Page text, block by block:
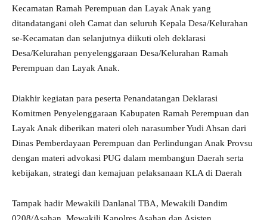
Kecamatan Ramah Perempuan dan Layak Anak yang
ditandatangani oleh Camat dan seluruh Kepala Desa/Kelurahan
se-Kecamatan dan selanjutnya diikuti oleh deklarasi
Desa/Kelurahan penyelenggaraan Desa/Kelurahan Ramah
Perempuan dan Layak Anak.
Diakhir kegiatan para peserta Penandatangan Deklarasi
Komitmen Penyelenggaraan Kabupaten Ramah Perempuan dan
Layak Anak diberikan materi oleh narasumber Yudi Ahsan dari
Dinas Pemberdayaan Perempuan dan Perlindungan Anak Provsu
dengan materi advokasi PUG dalam membangun Daerah serta
kebijakan, strategi dan kemajuan pelaksanaan KLA di Daerah
Tampak hadir Mewakili Danlanal TBA, Mewakili Dandim